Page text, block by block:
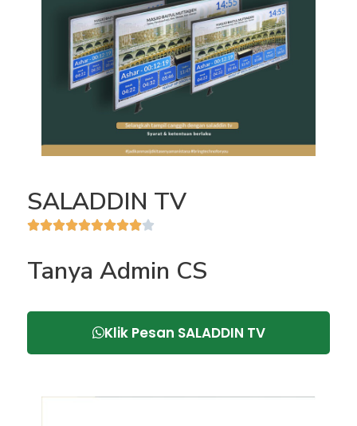
SALADDIN TV

9
out
Tanya Admin CS
Klik Pesan SALADDIN TV